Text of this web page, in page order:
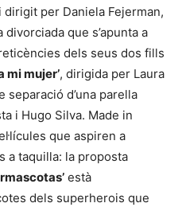
per Daniela Fejerman,
que s’apunta a
dels seus dos fills
mi mujer’, dirigida per Laura
separació d’una parella
i Hugo Silva. Made in
que aspiren a
a taquilla: la proposta
està
dels superherois que